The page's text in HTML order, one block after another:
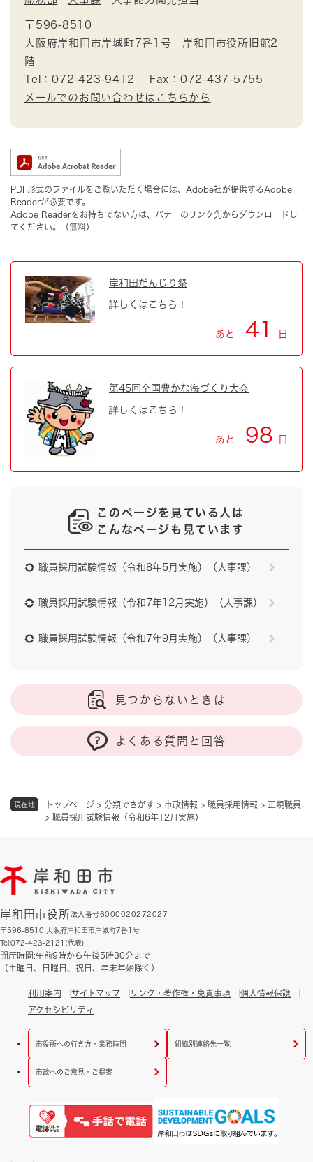
現在地 トップページ > 分類でさがす > 市政情報 > 職員採用情報 > 正規職員
> 職員採用試験情報（令和6年12月実施）
〒596-8510
大阪府岸和田市岸城町7番1号 岸和田市役所旧館2
階
Tel：072-423-9412
Fax：072-437-5755
メールでのお問い合わせはこちらから
PDF形式のファイルをご覧いただく場合には、Adobe社が提供するAdobe
Readerが必要です。
Adobe Readerをお持ちでない方は、バナーのリンク先からダウンロードし
てください。（無料）
岸和田だんじり祭
詳しくはこちら！
あと 41 日
第45回全国豊かな海づくり大会
詳しくはこちら！
あと 98 日
このページを見ている人は
こんなページも見ています
職員採用試験情報（令和8年5月実施）（人事課）
職員採用試験情報（令和7年12月実施）（人事課）
職員採用試験情報（令和7年9月実施）（人事課）
見つからないときは
よくある質問と回答
岸和田市役所法人番号6000020272027
〒596-8510 大阪府岸和田市岸城町7番1号
Tel:072-423-2121(代表)
開庁時間:午前9時から午後5時30分まで
（土曜日、日曜日、祝日、年末年始除く）
利用案内 サイトマップ リンク・著作権・免責事項
個人情報保護
アクセシビリティ
市役所への行き方・業務時間 組織別連絡先一覧
市政へのご意見・ご提案